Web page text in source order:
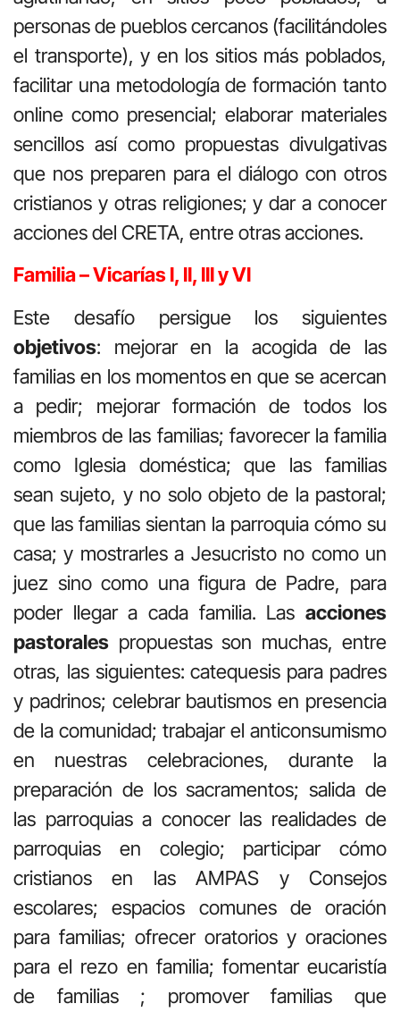
personas de pueblos cercanos (facilitándoles
el transporte), y en los sitios más poblados,
facilitar una metodología de formación tanto
online como presencial; elaborar materiales
sencillos así como propuestas divulgativas
que nos preparen para el diálogo con otros
cristianos y otras religiones; y dar a conocer
acciones del CRETA, entre otras acciones.
Familia – Vicarías I, II, III y VI
Este desafío persigue los siguientes
objetivos: mejorar en la acogida de las
familias en los momentos en que se acercan
a pedir; mejorar formación de todos los
miembros de las familias; favorecer la familia
como Iglesia doméstica; que las familias
sean sujeto, y no solo objeto de la pastoral;
que las familias sientan la parroquia cómo su
casa; y mostrarles a Jesucristo no como un
juez sino como una figura de Padre, para
poder llegar a cada familia. Las acciones
pastorales propuestas son muchas, entre
otras, las siguientes: catequesis para padres
y padrinos; celebrar bautismos en presencia
de la comunidad; trabajar el anticonsumismo
en nuestras celebraciones, durante la
preparación de los sacramentos; salida de
las parroquias a conocer las realidades de
parroquias en colegio; participar cómo
cristianos en las AMPAS y Consejos
escolares; espacios comunes de oración
para familias; ofrecer oratorios y oraciones
para el rezo en familia; fomentar eucaristía
de familias ; promover familias que